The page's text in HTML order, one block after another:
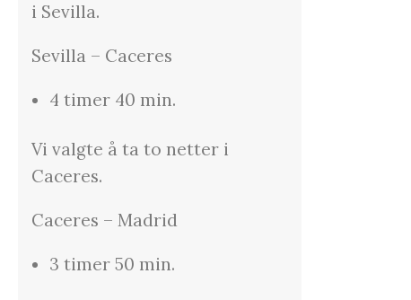
i Sevilla.
Sevilla – Caceres
4 timer 40 min.
Vi valgte å ta to netter i
Caceres.
Caceres – Madrid
3 timer 50 min.